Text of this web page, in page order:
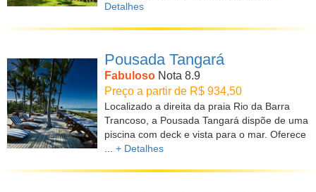
Detalhes
Pousada Tangará
Fabuloso Nota 8.9
Preço a partir de R$ 934,50
Localizado a direita da praia Rio da Barra
Trancoso, a Pousada Tangará dispõe de uma
piscina com deck e vista para o mar. Oferece
... + Detalhes